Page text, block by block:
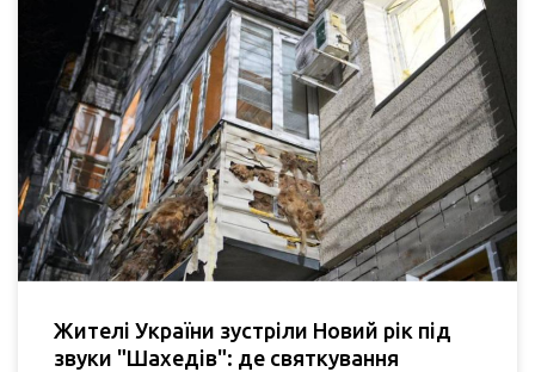
Жителі України зустріли Новий рік під
звуки "Шахедів": де святкування